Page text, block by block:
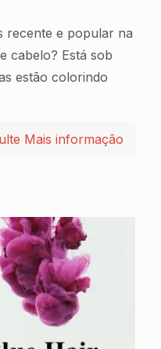
recente e popular na
cabelo? Está sob
estão colorindo
Mais informação